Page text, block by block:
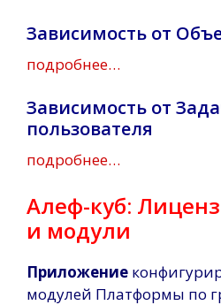
Зависимость от
подробнее…
Зависимость от
пользователя
подробнее…
Алеф-куб:
и модули
Приложение
модулей Платформы по